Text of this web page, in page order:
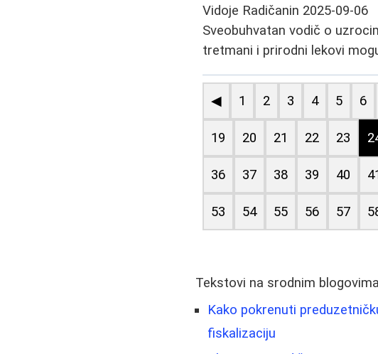
Vidoje Radičanin 2025-09-06
Sveobuhvatan vodič o
tretmani i prirodni lekovi
◀ 1 2 3 4 5 6
19 20 21 22 23
36 37 38 39 40
53 54 55 56 57
Tekstovi na srodnim blogovima
Kako pokrenuti
fiskalizaciju